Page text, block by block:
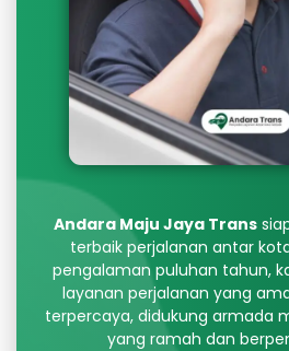
Andara Maju Jaya Trans
terbaik perjalanan antar
pengalaman puluhan tahun,
layanan perjalanan yang
terpercaya, didukung armada
yang ramah dan